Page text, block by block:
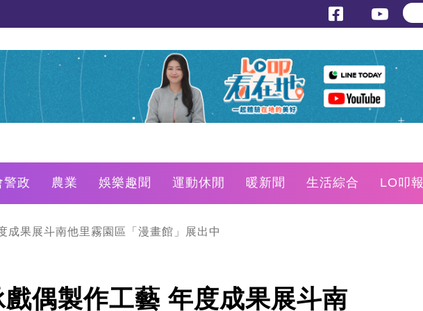
警政 農業 娛樂趣聞 運動休閒 暖新聞 生活綜合
LO叩報
成果展斗南他里霧園區「漫畫館」展出中
偶製作工藝 年度成果展斗南